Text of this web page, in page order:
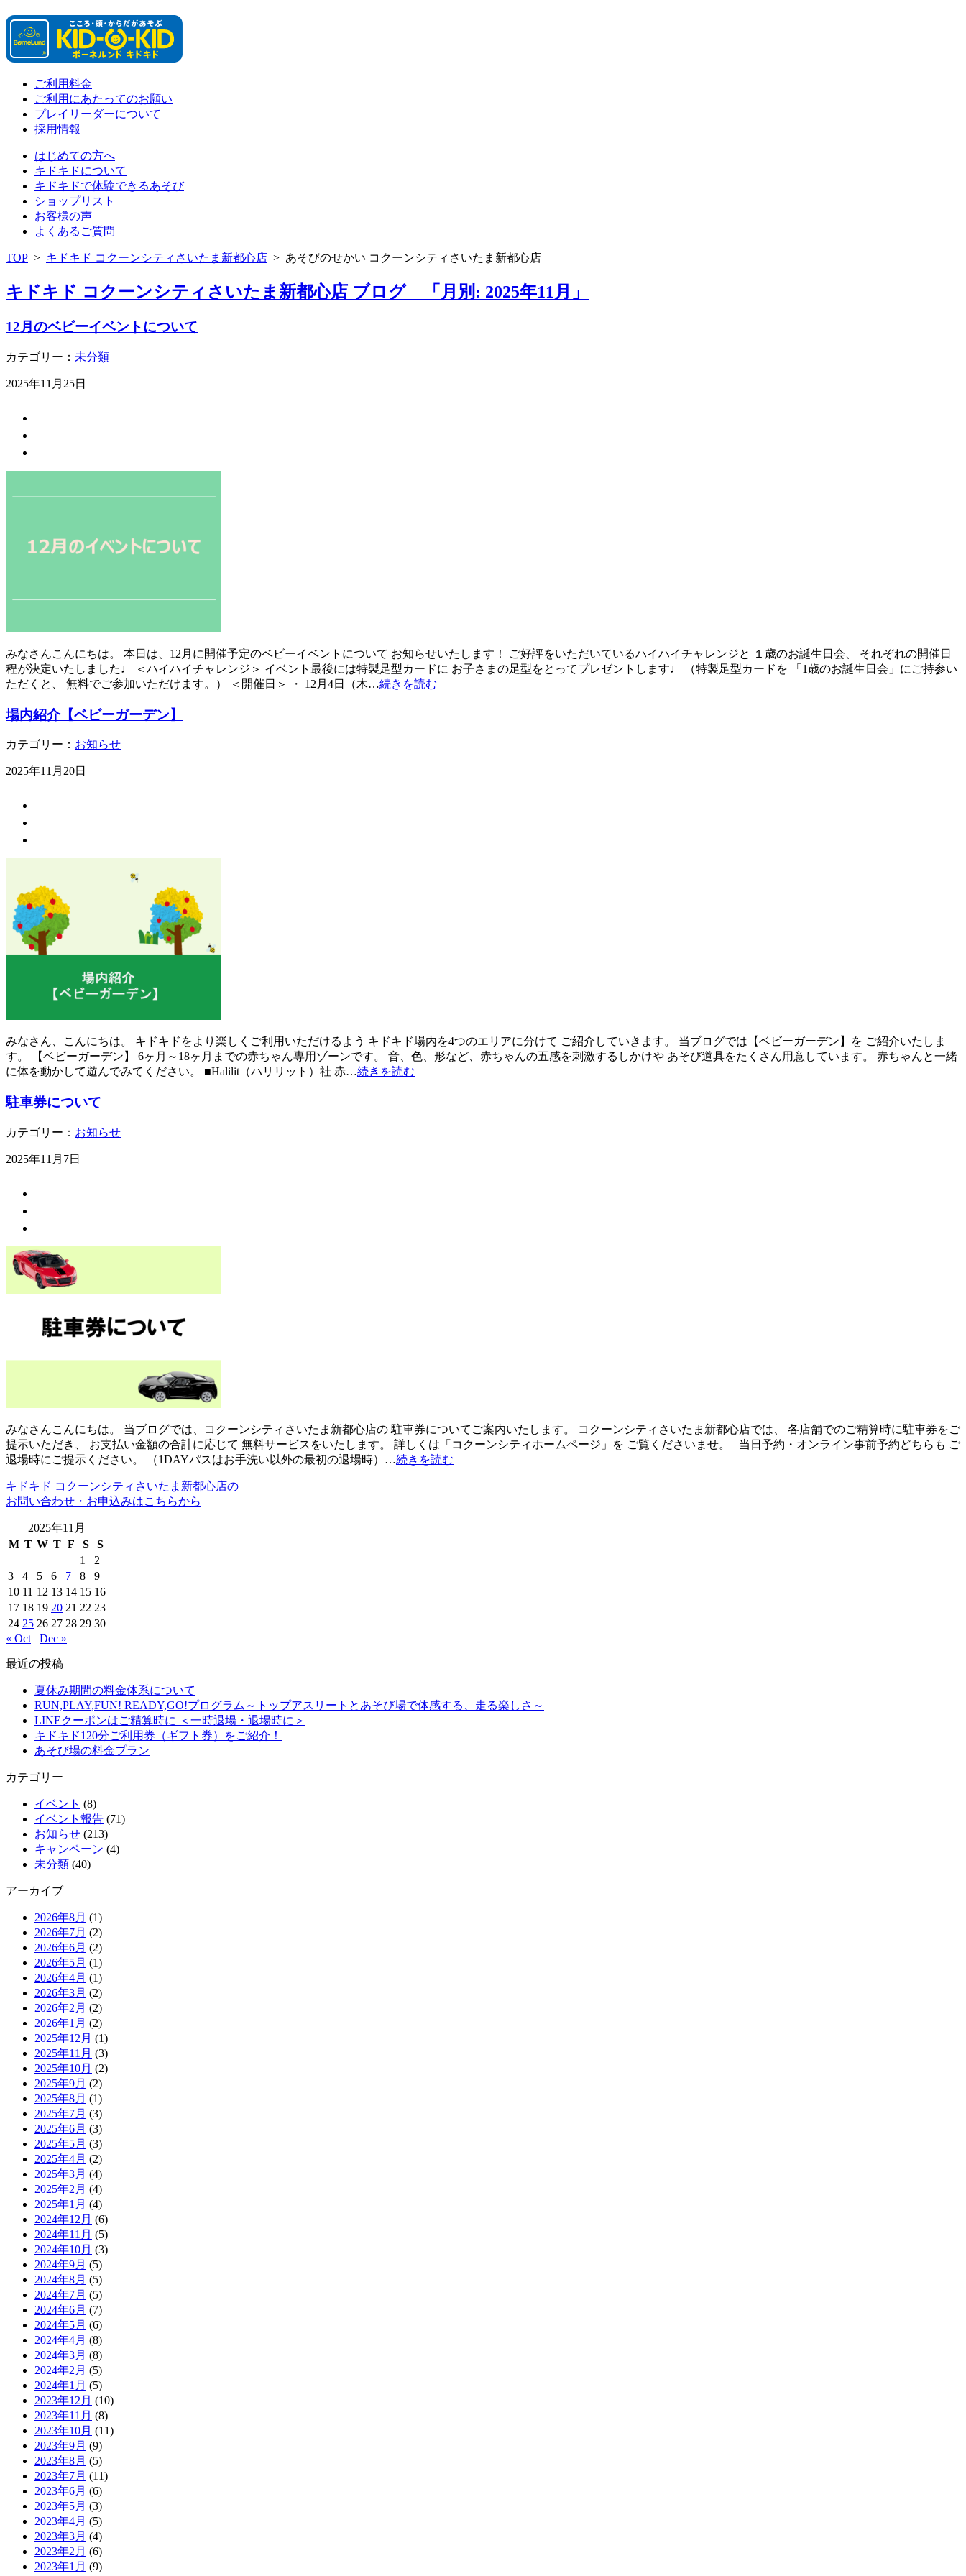
ご利用料金
ご利用にあたってのお願い
プレイリーダーについて
採用情報
はじめての方へ
キドキドについて
キドキドで体験できるあそび
ショップリスト
お客様の声
よくあるご質問
TOP > キドキド コクーンシティさいたま新都心店 > あそびのせかい コクーンシティさいたま新都心店
キドキド コクーンシティさいたま新都心店 ブログ 「月別: 2025年11月」
12月のベビーイベントについて
カテゴリー： 未分類
2025年11月25日
みなさんこんにちは。 本日は、12月に開催予定のベビーイベントについて お知らせいたします！ ご好評をいただいているハイハイチャレンジと １歳のお誕生日会、 それぞれの開催日
程が決定いたしました♩ ＜ハイハイチャレンジ＞ イベント最後には特製足型カードに お子さまの足型をとってプレゼントします♩ （特製足型カードを 「1歳のお誕生日会」にご持参い
ただくと、 無料でご参加いただけます。） ＜開催日＞ ・ 12月4日（木…続きを読む
場内紹介【ベビーガーデン】
カテゴリー： お知らせ
2025年11月20日
みなさん、こんにちは。 キドキドをより楽しくご利用いただけるよう キドキド場内を4つのエリアに分けて ご紹介していきます。 当ブログでは【ベビーガーデン】を ご紹介いたしま
す。 【ベビーガーデン】 6ヶ月～18ヶ月までの赤ちゃん専用ゾーンです。 音、色、形など、赤ちゃんの五感を刺激するしかけや あそび道具をたくさん用意しています。 赤ちゃんと一緒
に体を動かして遊んでみてください。 ■Halilit（ハリリット）社 赤…続きを読む
駐車券について
カテゴリー： お知らせ
2025年11月7日
みなさんこんにちは。 当ブログでは、コクーンシティさいたま新都心店の 駐車券についてご案内いたします。 コクーンシティさいたま新都心店では、 各店舗でのご精算時に駐車券をご
提示いただき、 お支払い金額の合計に応じて 無料サービスをいたします。 詳しくは「コクーンシティホームページ」を ご覧くださいませ。 当日予約・オンライン事前予約どちらも ご
退場時にご提示ください。 （1DAYパスはお手洗い以外の最初の退場時）…続きを読む
キドキド コクーンシティさいたま新都心店の
お問い合わせ・お申込みはこちらから
2025年11月
M T W T F S
S
1
2
3
4 5 6 7 8
9
10 11 12 13 14 15 16
17 18 19 20 21 22 23
24 25 26 27 28 29 30
« Oct
Dec »
最近の投稿
夏休み期間の料金体系について
RUN,PLAY,FUN! READY,GO!プログラム～トップアスリートとあそび場で体感する、走る楽しさ～
LINEクーポンはご精算時に ＜一時退場・退場時に＞
キドキド120分ご利用券（ギフト券）をご紹介！
あそび場の料金プラン
カテゴリー
イベント (8)
イベント報告 (71)
お知らせ (213)
キャンペーン (4)
未分類 (40)
アーカイブ
2026年8月 (1)
2026年7月 (2)
2026年6月 (2)
2026年5月 (1)
2026年4月 (1)
2026年3月 (2)
2026年2月 (2)
2026年1月 (2)
2025年12月 (1)
2025年11月 (3)
2025年10月 (2)
2025年9月 (2)
2025年8月 (1)
2025年7月 (3)
2025年6月 (3)
2025年5月 (3)
2025年4月 (2)
2025年3月 (4)
2025年2月 (4)
2025年1月 (4)
2024年12月 (6)
2024年11月 (5)
2024年10月 (3)
2024年9月 (5)
2024年8月 (5)
2024年7月 (5)
2024年6月 (7)
2024年5月 (6)
2024年4月 (8)
2024年3月 (8)
2024年2月 (5)
2024年1月 (5)
2023年12月 (10)
2023年11月 (8)
2023年10月 (11)
2023年9月 (9)
2023年8月 (5)
2023年7月 (11)
2023年6月 (6)
2023年5月 (3)
2023年4月 (5)
2023年3月 (4)
2023年2月 (6)
2023年1月 (9)